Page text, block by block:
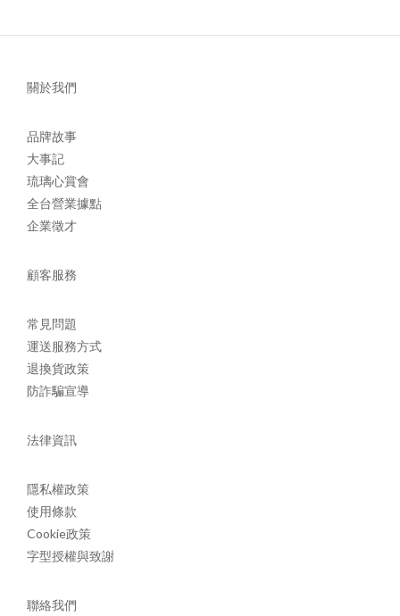
關於我們
品牌故事
大事記
琉璃心賞會
全台營業據點
企業徵才
顧客服務
常見問題
運送服務方式
退換貨政策
防詐騙宣導
法律資訊
隱私權政策
使用條款
Cookie政策
字型授權與致謝
聯絡我們